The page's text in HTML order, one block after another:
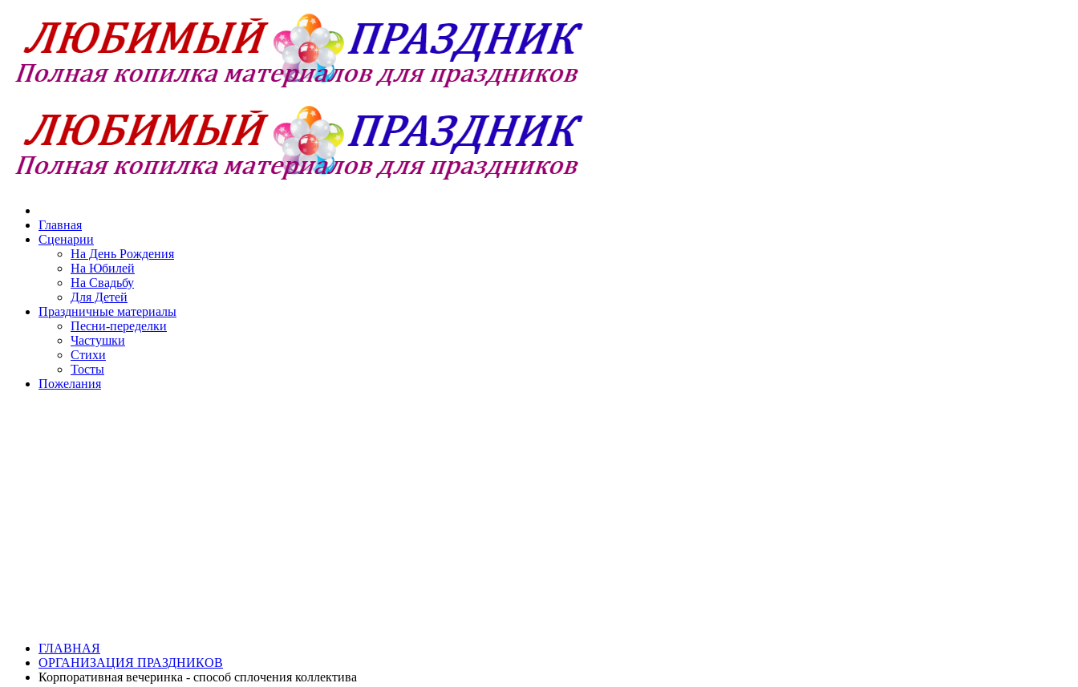
Главная
Сценарии
На День Рождения
На Юбилей
На Свадьбу
Для Детей
Праздничные материалы
Песни-переделки
Частушки
Стихи
Тосты
Пожелания
ГЛАВНАЯ
ОРГАНИЗАЦИЯ ПРАЗДНИКОВ
Корпоративная вечеринка - способ сплочения коллектива